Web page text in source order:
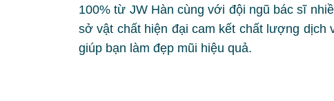
100% từ JW Hàn cùng với đội ngũ bác sĩ
sở vật chất hiện đại cam kết chất lượng dịch
giúp bạn làm đẹp mũi hiệu quả.